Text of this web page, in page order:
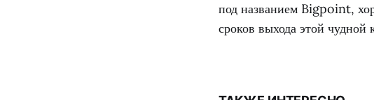
под названием Bigpoint,
сроков выхода этой чудной